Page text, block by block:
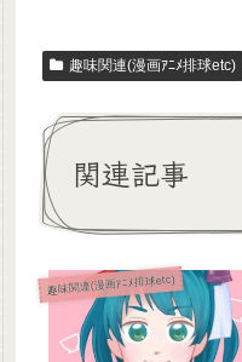
趣味関連(漫画ｱﾆﾒ排球etc)
関連記事
趣味関連(漫画ｱﾆﾒ排球etc)